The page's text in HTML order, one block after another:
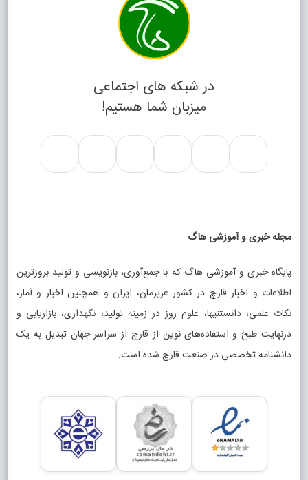
در شبکه های اجتماعی
میزبان شما هستیم!
مجله خبری و آموزشی هاگ
پایگاه خبری و آموزشی هاگ که با جمع‌آوری، بازنویسی و تولید بروزترین
اطلاعات و اخبار قارچ در کشور عزیزمان، ایران و همچنین اخبار و آمار،
نکات علمی، دانستنیها، علوم روز در زمینه تولید، نگهداری، بازاریابی و
درنهایت طبخ و استفاده‌های نوین از قارچ از سراسر جهان تبدیل به یک
دانشنامه تخصصی در صنعت قارچ شده است.